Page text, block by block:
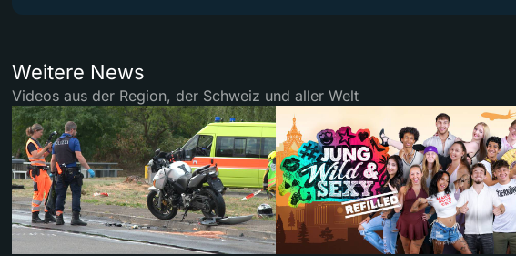
Weitere News
Videos aus der Region, der Schweiz und aller Welt